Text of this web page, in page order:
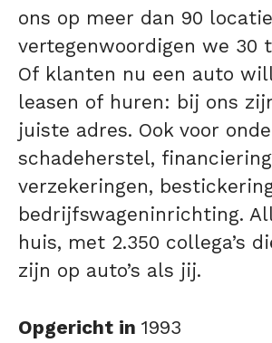
ons op meer dan 90
vertegenwoordigen we 30
Of klanten nu een auto
leasen of huren: bij ons
juiste adres. Ook voor
schadeherstel,
verzekeringen,
bedrijfswageninrichting.
huis, met 2.350 collega’s
zijn op auto’s als jij.
Opgericht in 1993